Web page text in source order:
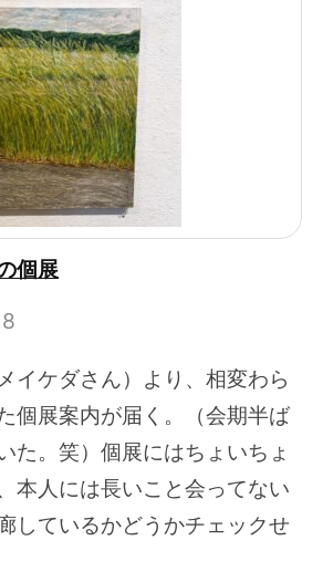
個展
イケダさん）より、相変わら
個展案内が届く。（会期半ば
た。笑）個展にはちょいちょ
本人には長いこと会ってない
しているかどうかチェックせ